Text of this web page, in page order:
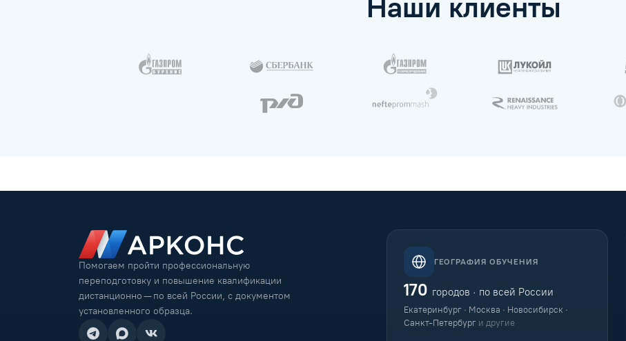
Помогаем пройти профессиональную
переподготовку и повышение квалификации
дистанционно — по всей России, с документом
установленного образца.
ГЕОГРАФИЯ ОБУЧЕНИЯ
170 городов · по всей России
Екатеринбург · Москва · Новосибирск ·
Санкт-Петербург и другие